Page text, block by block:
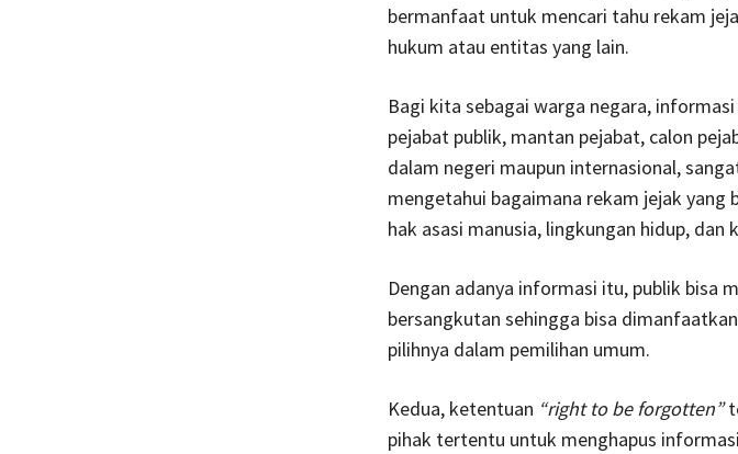
bermanfaat untuk mencari tahu rekam
hukum atau entitas yang lain.
Bagi kita sebagai warga negara,
pejabat publik, mantan pejabat, calon
dalam negeri maupun internasional,
mengetahui bagaimana rekam jejak yang
hak asasi manusia, lingkungan hidup, dan
Dengan adanya informasi itu, publik bisa
bersangkutan sehingga bisa
pilihnya dalam pemilihan umum.
Kedua, ketentuan “right to be forgotten”
pihak tertentu untuk menghapus